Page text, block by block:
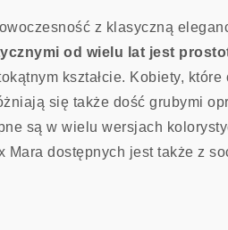
z klasyczną
od wielu lat jest
kształcie. Kobiety, które
się także dość grubymi
są w wielu wersjach
dostępnych jest także z